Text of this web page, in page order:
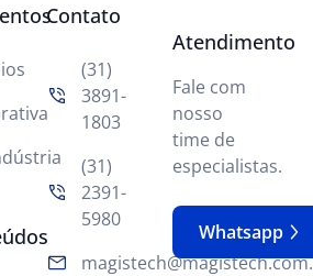
Contato
(31)
3891-
1803
(31)
2391-
5980
Atendimento
Fale com
nosso
time de
especialistas.
Whatsapp